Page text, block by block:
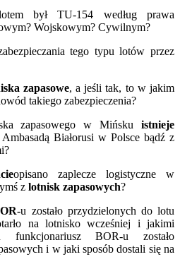
był TU-154 według prawa
Wojskowym? Cywilnym?
tego typu lotów przez
zapasowe, a jeśli tak, to w jakim
takiego zabezpieczenia?
zapasowego w Mińsku istnieje
Białorusi w Polsce bądź z
opisano zaplecze logistyczne w
z lotnisk zapasowych?
u zostało przydzielonych do lotu
na lotnisko wcześniej i jakimi
funkcjonariusz BOR-u zostało
i w jaki sposób dostali się na